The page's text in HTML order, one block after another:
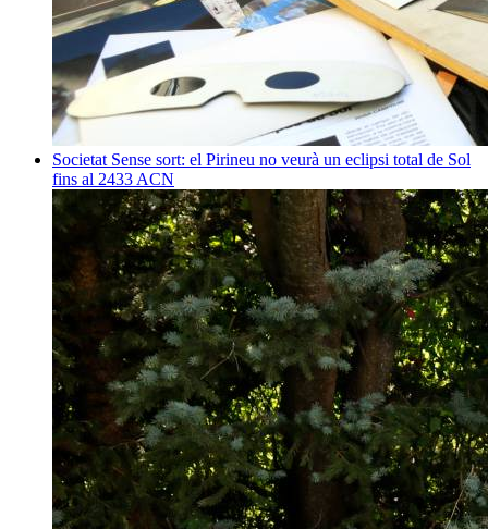
Societat Sense sort: el Pirineu no veurà un eclipsi total de Sol
fins al 2433 ACN